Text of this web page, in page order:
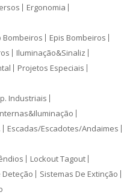
Ergonomia
Bombeiros
Epis Bombeiros
Iluminação&Sinaliz
Projetos Especiais
Industriais
Escadas/Escadotes/Andaimes
Lockout Tagout
Deteção
Sistemas De Extinção